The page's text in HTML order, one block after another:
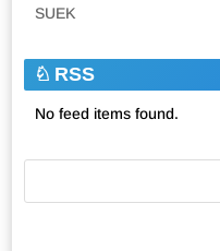
SUEK
RSS
No feed items found.